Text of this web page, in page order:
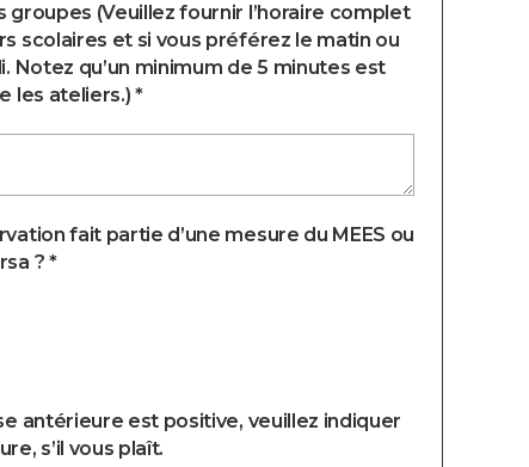
groupes (Veuillez fournir l’horaire complet
scolaires et si vous préférez le matin ou
Notez qu’un minimum de 5 minutes est
les ateliers.) *
fait partie d’une mesure du MEES ou
? *
antérieure est positive, veuillez indiquer
s’il vous plaît.